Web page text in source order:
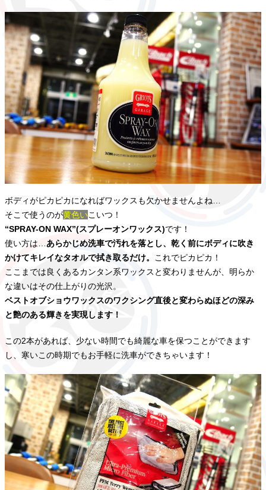
ボディがピカピカになればワックスも欠かせませんよね…
そこで使うのが黄色いこいつ！
“SPRAY-ON WAX”(スプレーオンワックス)です！
使い方は… あらかじめ洗車で汚れを落とし、乾く前にボディに吹き
かけてキレイなタオルで拭き取るだけ。
これでピカピカ！
ここまでは良くあるカンタン系ワックスと変わりませんが、明らか
な違いはその仕上がりの光沢。
ベストオブショウワックスのワクシング直後と変わらぬほどの深み
と艶のある輝きを実現します！
この2本があれば、少ない時間でも綺麗な車を保つことができます
し、寒いこの時期でもお手軽に洗車ができちゃいます！